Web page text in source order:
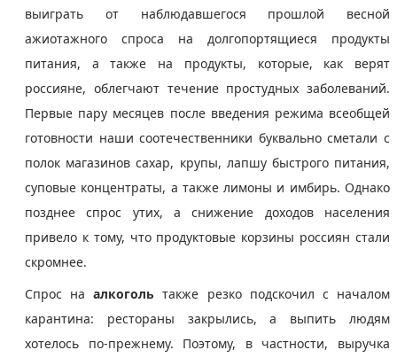
выиграть от наблюдавшегося прошлой весной
ажиотажного спроса на долгопортящиеся продукты
питания, а также на продукты, которые, как верят
россияне, облегчают течение простудных заболеваний.
Первые пару месяцев после введения режима всеобщей
готовности наши соотечественники буквально сметали с
полок магазинов сахар, крупы, лапшу быстрого питания,
суповые концентраты, а также лимоны и имбирь. Однако
позднее спрос утих, а снижение доходов населения
привело к тому, что продуктовые корзины россиян стали
скромнее.
Спрос наалкоголь также резко подскочил с началом
карантина: рестораны закрылись, а выпить людям
хотелось по-прежнему. Поэтому, в частности, выручка